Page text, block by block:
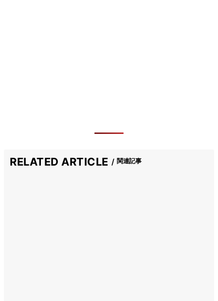
RELATED ARTICLE 関連記事